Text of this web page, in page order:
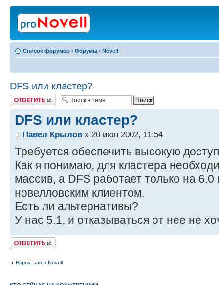
Список форумов ‹ Форумы ‹ Novell
DFS или кластер?
Ответить
DFS или кластер?
Павел Крылов » 20 июн 2002, 11:54
Требуется обеспечить высокую
Как я понимаю, для кластера
массив, а DFS работает только на 6.0
новелловским клиентом.
Есть ли альтернативы?
У нас 5.1, и отказываться от нее не
Ответить
Вернуться в Novell